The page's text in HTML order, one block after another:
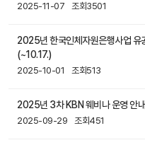
2025-11-07 조회3501
2025년 한국인체자원은행사업 유
(~10.17.)
2025-10-01 조회513
2025년 3차 KBN 웨비나 운영 안
2025-09-29 조회451